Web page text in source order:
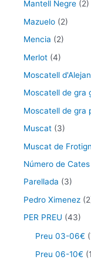
Mantell Negre (2)
Mazuelo (2)
Mencia (2)
Merlot (4)
Moscatell
Moscatell de gra
Moscatell de gra
Muscat (3)
Muscat de
Número de Cates
Parellada (3)
Pedro Ximenez
PER PREU (43)
Preu 03-06€
Preu 06-10€